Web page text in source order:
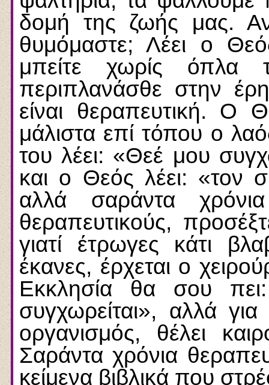
δομή της ζωής μας.
θυμόμαστε; Λέει ο
μπείτε χωρίς όπλα
περιπλανάσθε στην
είναι θεραπευτική. Ο
μάλιστα επί τόπου ο
του λέει: «Θεέ μου
και ο Θεός λέει: «τον
αλλά σαράντα
θεραπευτικούς,
γιατί έτρωγες κάτι
έκανες, έρχεται ο
Εκκλησία θα σου
συγχωρείται», αλλά
οργανισμός, θέλει
Σαράντα χρόνια
κείμενα βιβλικά που